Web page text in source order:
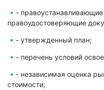
🔹-
правоудостоверяющие
🔹- утвержденный план;
🔹- перечень условий
🔹- независимая оценка
стоимости;